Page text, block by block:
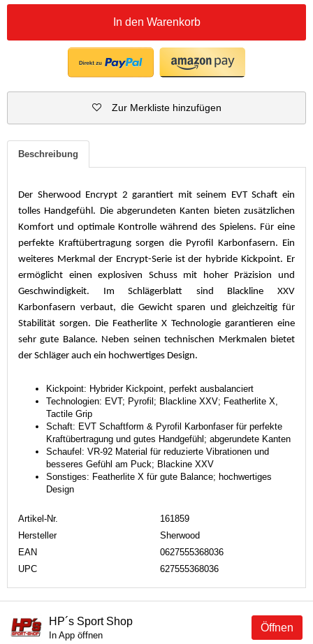
In den Warenkorb
Zur Merkliste hinzufügen
Beschreibung
Der Sherwood Encrypt 2 garantiert mit seinem EVT Schaft ein
tolles Handgefühl. Die abgerundeten Kanten bieten zusätzlichen
Komfort und optimale Kontrolle während des Spielens. Für eine
perfekte Kraftübertragung sorgen die Pyrofil Karbonfasern. Ein
weiteres Merkmal der Encrypt-Serie ist der hybride Kickpoint. Er
ermöglicht einen explosiven Schuss mit hoher Präzision und
Geschwindigkeit. Im Schlägerblatt sind Blackline XXV
Karbonfasern verbaut, die Gewicht sparen und gleichzeitig für
Stabilität sorgen. Die Featherlite X Technologie garantieren eine
sehr gute Balance. Neben seinen technischen Merkmalen bietet
der Schläger auch ein hochwertiges Design.
Kickpoint: Hybrider Kickpoint, perfekt ausbalanciert
Technologien: EVT; Pyrofil; Blackline XXV; Featherlite X,
Tactile Grip
Schaft: EVT Schaftform & Pyrofil Karbonfaser für perfekte
Kraftübertragung und gutes Handgefühl; abgerundete Kanten
Schaufel: VR-92 Material für reduzierte Vibrationen und
besseres Gefühl am Puck; Blackine XXV
Sonstiges: Featherlite X für gute Balance; hochwertiges
Design
Artikel-Nr.
161859
Hersteller
Sherwood
EAN
0627555368036
UPC
627555368036
Öffnen
HP´s Sport Shop
In App öffnen